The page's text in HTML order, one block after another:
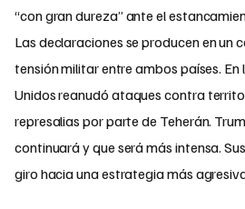
“con gran dureza” ante el
Las declaraciones se producen en un
tensión militar entre ambos países.
Unidos reanudó ataques contra
represalias por parte de Teherán.
continuará y que será más intensa.
giro hacia una estrategia más